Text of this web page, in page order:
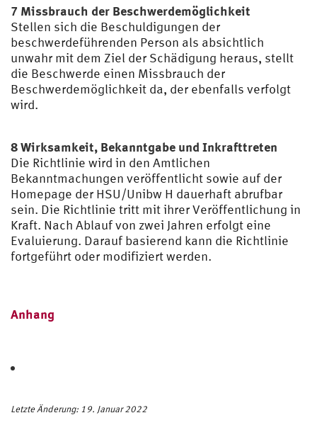
7 Missbrauch der Beschwerdemöglichkeit
Stellen sich die Beschuldigungen der
beschwerdeführenden Person als absichtlich
unwahr mit dem Ziel der Schädigung heraus, stellt
die Beschwerde einen Missbrauch der
Beschwerdemöglichkeit da, der ebenfalls verfolgt
wird.
8 Wirksamkeit, Bekanntgabe und Inkrafttreten
Die Richtlinie wird in den Amtlichen
Bekanntmachungen veröffentlicht sowie auf der
Homepage der HSU/Unibw H dauerhaft abrufbar
sein. Die Richtlinie tritt mit ihrer Veröffentlichung in
Kraft. Nach Ablauf von zwei Jahren erfolgt eine
Evaluierung. Darauf basierend kann die Richtlinie
fortgeführt oder modifiziert werden.
Anhang
Letzte Änderung: 19. Januar 2022